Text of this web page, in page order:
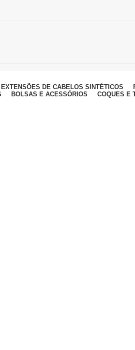
EXTENSÕES DE CABELOS SINTÉTICOS
BOLSAS E ACESSÓRIOS COQUES E